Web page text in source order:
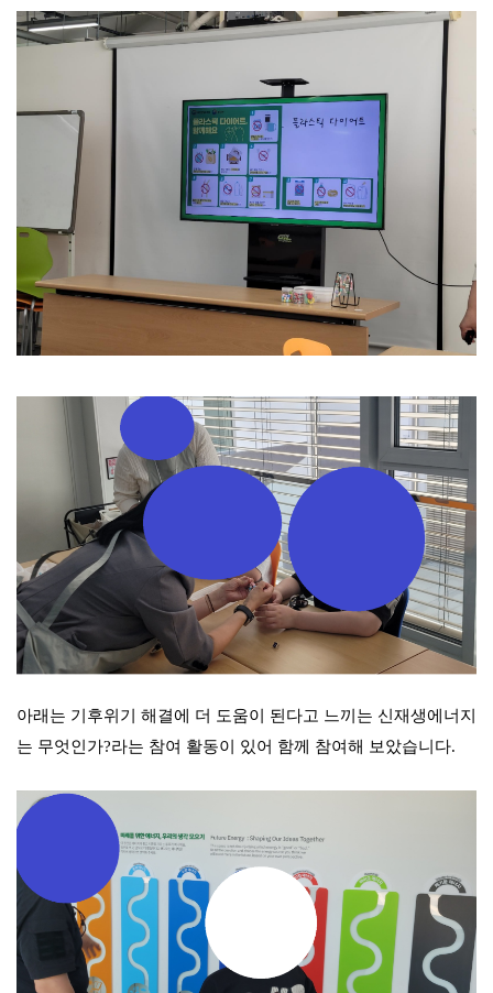
아래는 기후위기 해결에 더 도움이 된다고 느끼는 신재생에너 지
는 무엇인가?라는 참여 활동이 있어 함께 참여해 보았습니다.